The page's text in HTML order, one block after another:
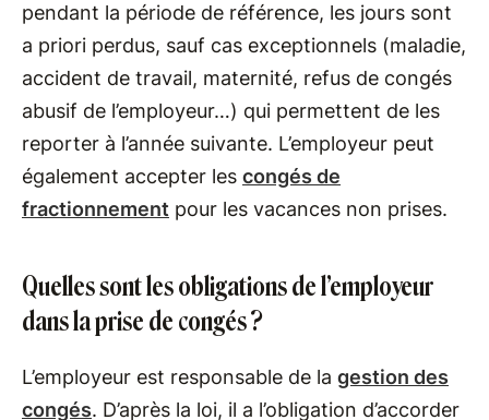
pendant la période de référence, les jours sont
a priori perdus, sauf cas exceptionnels (maladie,
accident de travail, maternité, refus de congés
abusif de l’employeur…) qui permettent de les
reporter à l’année suivante. L’employeur peut
également accepter les congés de
fractionnement pour les vacances non prises.
Quelles sont les obligations de l’employeur
dans la prise de congés ?
L’employeur est responsable de la gestion des
congés. D’après la loi, il a l’obligation d’accorder